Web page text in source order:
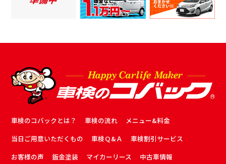
車検のコバックとは？ 車検の流れ
メニュー&料金
当日ご用意いただくもの
車検Ｑ&Ａ
車検割引サービス
お客様の声
鈑金塗装 マイカーリース 中古車情報